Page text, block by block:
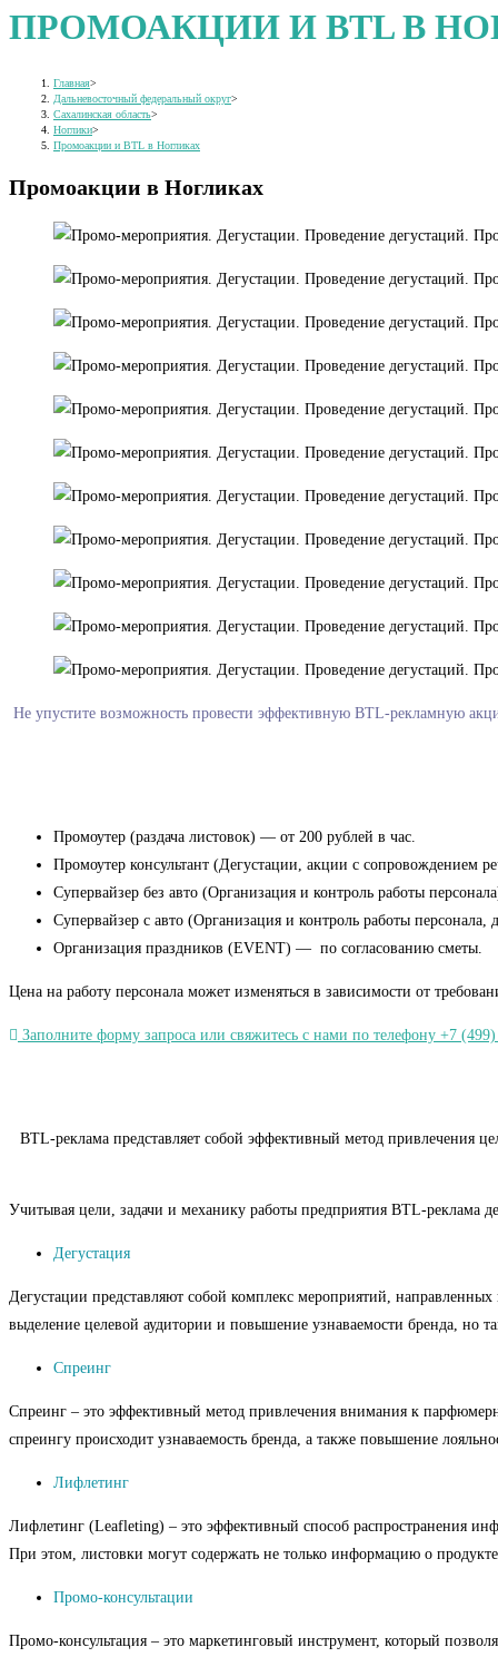
ПРОМОАКЦИИ И BTL В
Главная>
Дальневосточный федеральный округ>
Сахалинская область>
Ноглики>
Промоакции и BTL в Ногликах
Промоакции в Ногликах
Не упустите возможность провести эффективную BTL-рекламную
Промоутер (раздача листовок) — от 200 рублей в час.
Промоутер консультант (Дегустации, акции с сопровождением
Супервайзер без авто (Организация и контроль работы
Супервайзер с авто (Организация и контроль работы
Организация праздников (EVENT) — по согласованию сметы.
Цена на работу персонала может изменяться в зависимости от
Заполните форму запроса или свяжитесь с нами по телефону +7
BTL-реклама представляет собой эффективный метод привлечения
Учитывая цели, задачи и механику работы предприятия BTL-реклама
Дегустация
Дегустации представляют собой комплекс мероприятий,
выделение целевой аудитории и повышение узнаваемости бренда, но
Спреинг
Спреинг – это эффективный метод привлечения внимания к
спреингу происходит узнаваемость бренда, а также повышение
Лифлетинг
Лифлетинг (Leafleting) – это эффективный способ распространения
При этом, листовки могут содержать не только информацию о
Промо-консультации
Промо-консультация – это маркетинговый инструмент, который